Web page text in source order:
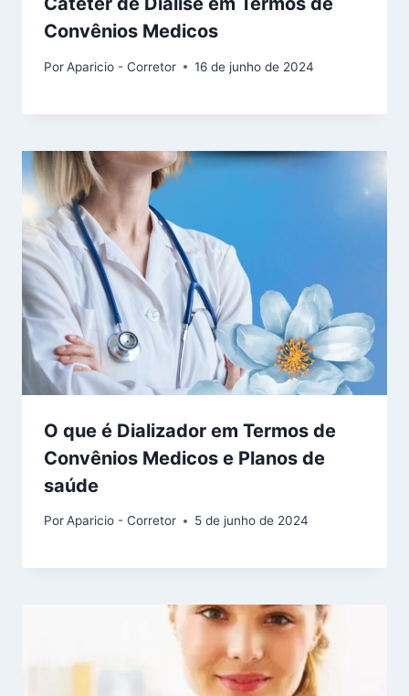
Convênios Medicos
PorAparicio - Corretor 16 de junho de 2024
O que é Dializador em Termos de
Convênios Medicos e Planos de
saúde
PorAparicio - Corretor 5 de junho de 2024